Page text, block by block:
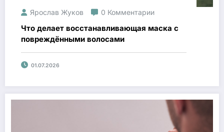
Ярослав Жуков 0 Комментарии
Что делает восстанавливающая маска с
повреждёнными волосами
01.07.2026